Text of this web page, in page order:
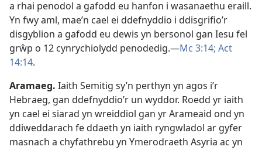
a rhai penodol a gafodd eu hanfon i wasanaethu eraill.
Yn fwy aml, mae’n cael ei ddefnyddio i ddisgrifio’r
disgyblion a gafodd eu dewis yn bersonol gan Iesu fel
grŵp o 12 cynrychiolydd penodedig.—Mc 3:14; Act
14:14.
Aramaeg. Iaith Semitig sy’n perthyn yn agos i’r
Hebraeg, gan ddefnyddio’r un wyddor. Roedd yr iaith
yn cael ei siarad yn wreiddiol gan yr Arameaid ond yn
ddiweddarach fe ddaeth yn iaith ryngwladol ar gyfer
masnach a chyfathrebu yn Ymerodraeth Asyria ac yn